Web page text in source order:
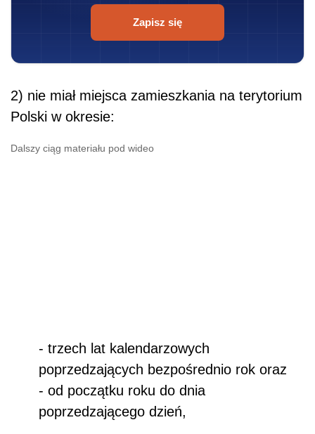
Zapisz się
2) nie miał miejsca zamieszkania na terytorium
Polski w okresie:
Dalszy ciąg materiału pod wideo
- trzech lat kalendarzowych
poprzedzających bezpośrednio rok oraz
- od początku roku do dnia
poprzedzającego dzień,